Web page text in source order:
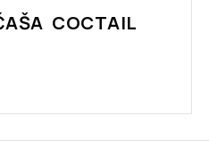
COCTAIL